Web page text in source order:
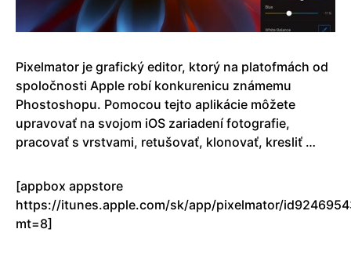
Pixelmator je grafický editor, ktorý na platofmách od
spoločnosti Apple robí konkurenicu známemu
Phostoshopu. Pomocou tejto aplikácie môžete
upravovať na svojom iOS zariadení fotografie,
pracovať s vrstvami, retušovať, klonovať, kresliť …
[appbox appstore
https://itunes.apple.com/sk/app/pixelmator/
mt=8]